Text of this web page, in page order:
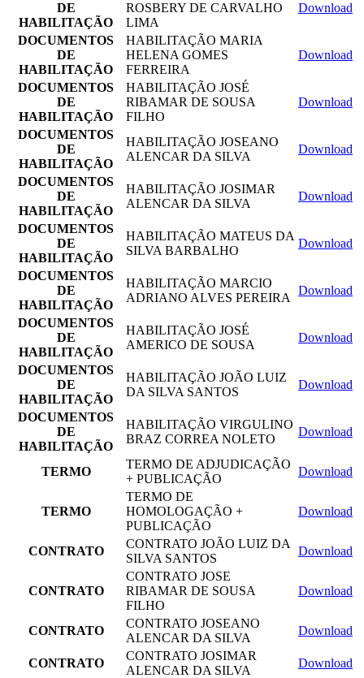
DE
HABILITAÇÃO
ROSBERY DE CARVALHO
LIMA
Download
DOCUMENTOS
DE
HABILITAÇÃO
HABILITAÇÃO MARIA
HELENA GOMES
FERREIRA
Download
DOCUMENTOS
DE
HABILITAÇÃO
HABILITAÇÃO JOSÉ
RIBAMAR DE SOUSA
FILHO
Download
DOCUMENTOS
DE
HABILITAÇÃO
HABILITAÇÃO JOSEANO
ALENCAR DA SILVA
Download
DOCUMENTOS
DE
HABILITAÇÃO
HABILITAÇÃO JOSIMAR
ALENCAR DA SILVA
Download
DOCUMENTOS
DE
HABILITAÇÃO
HABILITAÇÃO MATEUS DA
SILVA BARBALHO
Download
DOCUMENTOS
DE
HABILITAÇÃO
HABILITAÇÃO MARCIO
ADRIANO ALVES PEREIRA
Download
DOCUMENTOS
DE
HABILITAÇÃO
HABILITAÇÃO JOSÉ
AMERICO DE SOUSA
Download
DOCUMENTOS
DE
HABILITAÇÃO
HABILITAÇÃO JOÃO LUIZ
DA SILVA SANTOS
Download
DOCUMENTOS
DE
HABILITAÇÃO
HABILITAÇÃO VIRGULINO
BRAZ CORREA NOLETO
Download
TERMO
TERMO DE ADJUDICAÇÃO
+ PUBLICAÇÃO
Download
TERMO
TERMO DE
HOMOLOGAÇÃO +
PUBLICAÇÃO
Download
CONTRATO
CONTRATO JOÃO LUIZ DA
SILVA SANTOS
Download
CONTRATO
CONTRATO JOSE
RIBAMAR DE SOUSA
FILHO
Download
CONTRATO
CONTRATO JOSEANO
ALENCAR DA SILVA
Download
CONTRATO
CONTRATO JOSIMAR
ALENCAR DA SILVA
Download